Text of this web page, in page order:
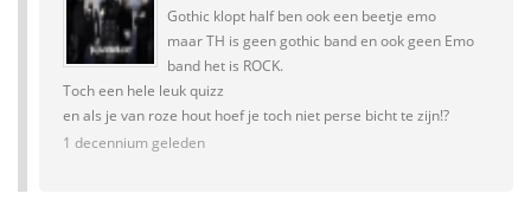
Gothic klopt half ben ook een beetje emo
maar TH is geen gothic band en ook geen Emo
band het is ROCK.
Toch een hele leuk quizz
en als je van roze hout hoef je toch niet perse bicht te zijn!?
1 decennium geleden